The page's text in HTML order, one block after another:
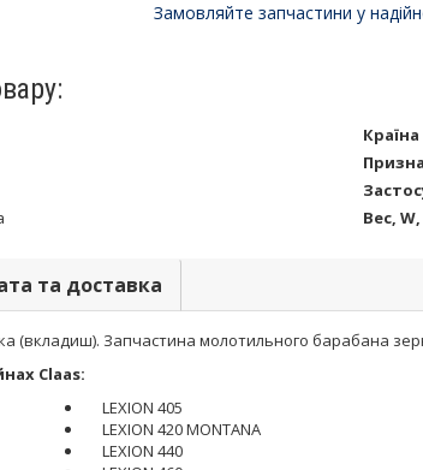
Замовляйте запчастини у
Вес, W,
та доставка
(вкладиш). Запчастина молотильного барабана
Claas:
LEXION 405
LEXION 420 MONTANA
LEXION 440